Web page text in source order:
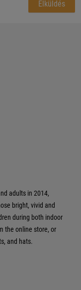
adults in 2014,
bright, vivid and
during both indoor
the online store, or
and hats.